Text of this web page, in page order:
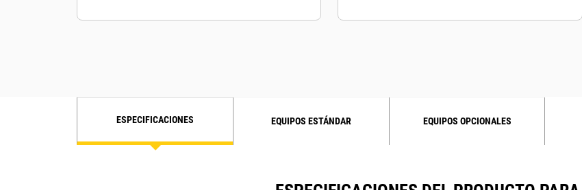
ESPECIFICACIONES EQUIPOS ESTÁNDAR EQUIPOS OPCIONALES